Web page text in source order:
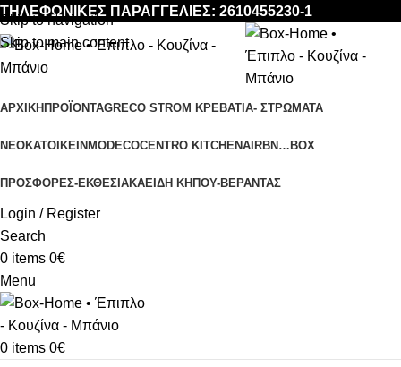
Skip to navigation
Skip to main content
ΤΗΛΕΦΩΝΙΚΕΣ ΠΑΡΑΓΓΕΛΙΕΣ: 2610455230-1
ΑΡΧΙΚΉ ΠΡΟΪΌΝΤΑGRECO STROM ΚΡΕΒΑΤΙΑ- ΣΤΡΩΜΑΤΑ
ΝΕΟΚΑΤΟΙΚΕΙΝ MODECOCENTRO KITCHENAIRBN…BOX
ΠΡΟΣΦΟΡΈΣ-ΕΚΘΕΣΙΑΚΆΕΊΔΗ ΚΉΠΟΥ-ΒΕΡΆΝΤΑΣ
Login / Register
Search
0 items 0€
Menu
0 items 0€